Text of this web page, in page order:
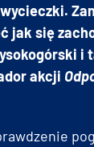
jak się
i
akcji